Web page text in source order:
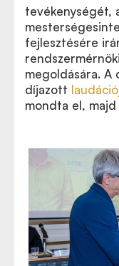
tevékenységét,
fejlesztésére
megoldására. A
díjazott
mondta el,